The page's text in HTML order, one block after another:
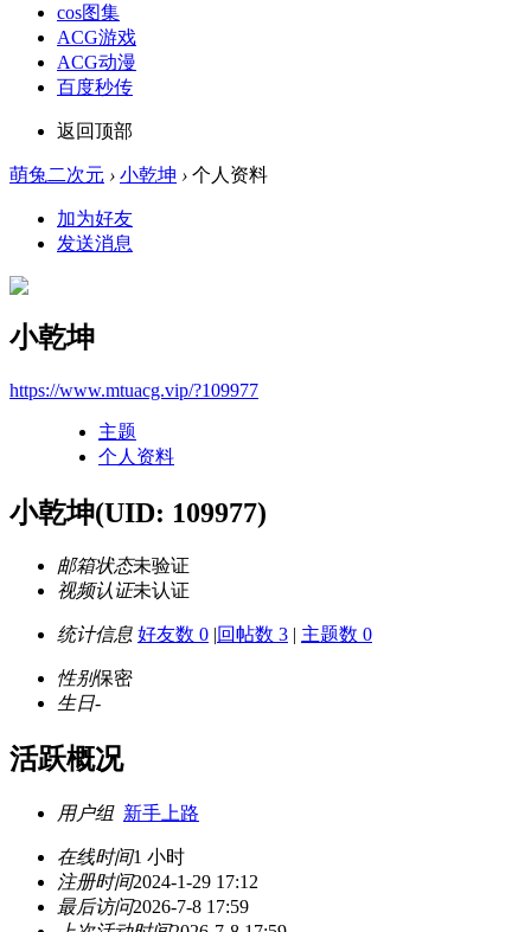
cos图集
ACG游戏
ACG动漫
百度秒传
返回顶部
萌兔二次元 › 小乾坤 › 个人资料
加为好友
发送消息
小乾坤
https://www.mtuacg.vip/?109977
主题
个人资料
小乾坤(UID: 109977)
邮箱状态未验证
视频认证未认证
统计信息 好友数 0 |回帖数 3 | 主题数 0
性别保密
生日-
活跃概况
用户组 新手上路
在线时间1 小时
注册时间2024-1-29 17:12
最后访问2026-7-8 17:59